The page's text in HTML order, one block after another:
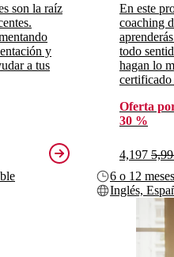
son la raíz
y
a tus
En este
coaching
todo
hagan lo
Oferta
30 %
4,197
6 o 12 meses
Inglés,